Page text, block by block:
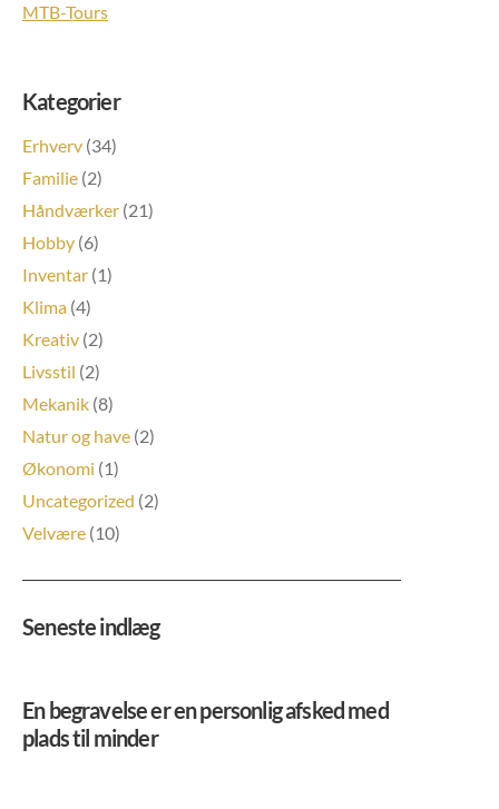
MTB-Tours
Kategorier
Erhverv (34)
Familie (2)
Håndværker (21)
Hobby (6)
Inventar (1)
Klima (4)
Kreativ (2)
Livsstil (2)
Mekanik (8)
Natur og have (2)
Økonomi (1)
Uncategorized (2)
Velvære (10)
Seneste indlæg
En begravelse er en personlig afsked med
plads til minder